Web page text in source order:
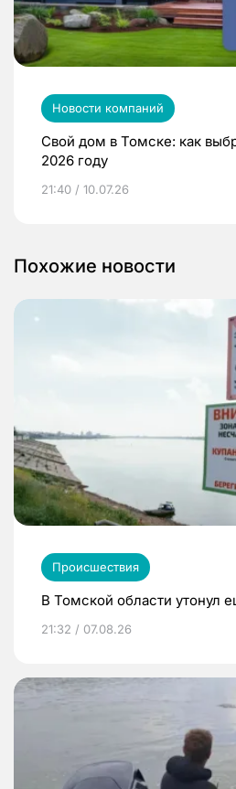
Новости компаний
Свой дом в Томске: как
2026 году
21:40 / 10.07.26
Похожие новости
Происшествия
В Томской области утонул
21:32 / 07.08.26